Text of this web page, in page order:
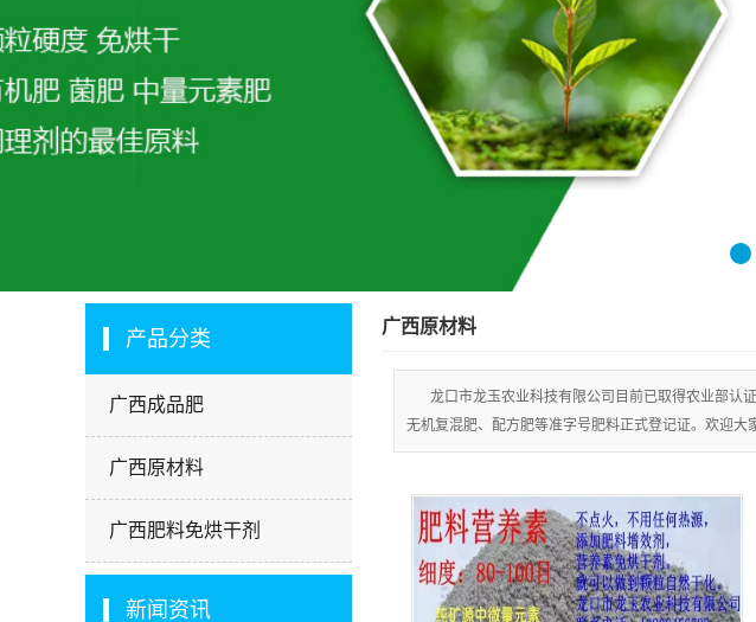
3
产品分类
广西成品肥
广西原材料
广西肥料免烘干剂
新闻资讯
广西原材料
龙口市龙玉农业科技有限公司目前已取得农业部认
无机复混肥、配方肥等准字号肥料正式登记证。欢迎